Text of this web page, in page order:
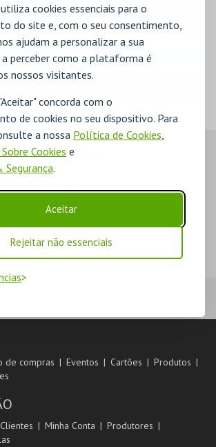
cookies essenciais para o
do site e, com o seu consentimento,
ajudam a personalizar a sua
a perceber como a plataforma é
nossos visitantes.
concorda com o
de cookies no seu dispositivo. Para
a nossa Política de Cookies
Cookies e
Segurança.
Aceitar
Rejeitar não essenciais
GOOGLE
MICROSOFT
REGISTADO
BOL permite-lhe acompanhar as suas
cliente.
de compras Eventos Cartões
Produtos
Minha Conta
Produtores